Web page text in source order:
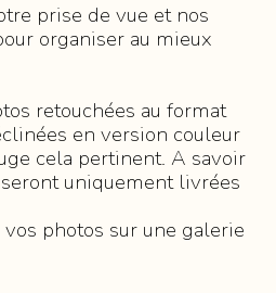
prise de vue et nos
organiser au mieux
retouchées au format
en version couleur
cela pertinent. A savoir
uniquement livrées
photos sur une galerie